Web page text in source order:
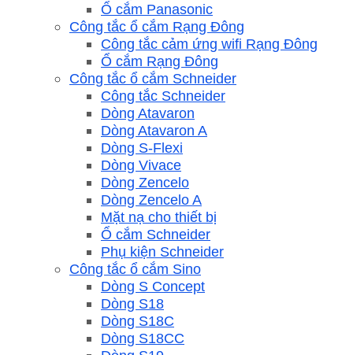
Ổ cắm Panasonic
Công tắc ổ cắm Rạng Đông
Công tắc cảm ứng wifi Rạng Đông
Ổ cắm Rạng Đông
Công tắc ổ cắm Schneider
Công tắc Schneider
Dòng Atavaron
Dòng Atavaron A
Dòng S-Flexi
Dòng Vivace
Dòng Zencelo
Dòng Zencelo A
Mặt nạ cho thiết bị
Ổ cắm Schneider
Phụ kiện Schneider
Công tắc ổ cắm Sino
Dòng S Concept
Dòng S18
Dòng S18C
Dòng S18CC